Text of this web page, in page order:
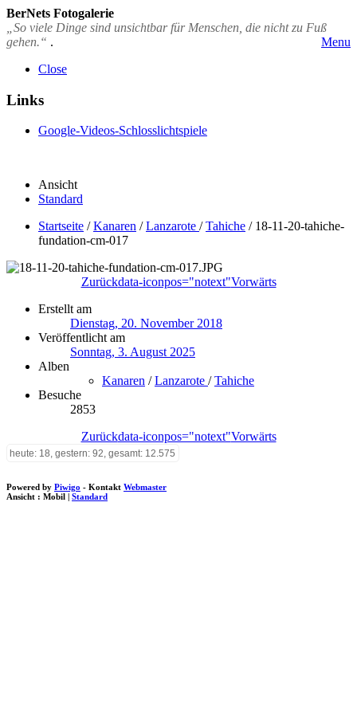
BerNets Fotogalerie
„So viele Dinge sind unsichtbar für Menschen, die nicht zu Fuß
gehen.“ .
Menu
Close
Links
Google-Videos-Schlosslichtspiele
Ansicht
Standard
Startseite /Kanaren /Lanzarote /Tahiche / 18-11-20-tahiche-
fundation-cm-017
Zurückdata-iconpos="notext"Vorwärts
Erstellt am
Dienstag, 20. November 2018
Veröffentlicht am
Sonntag, 3. August 2025
Alben
Kanaren /Lanzarote /Tahiche
Besuche
2853
Zurückdata-iconpos="notext"Vorwärts
heute: 18, gestern: 92, gesamt: 12.575
Powered by Piwigo - Kontakt Webmaster
Ansicht : Mobil | Standard